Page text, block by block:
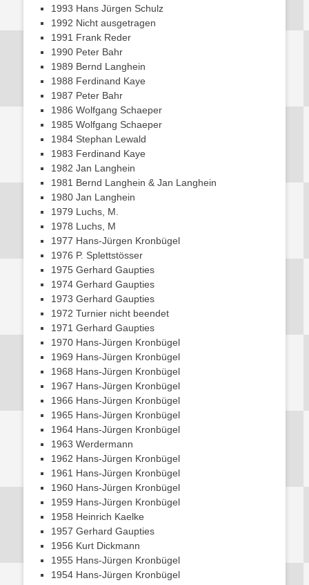
1993 Hans Jürgen Schulz
1992 Nicht ausgetragen
1991 Frank Reder
1990 Peter Bahr
1989 Bernd Langhein
1988 Ferdinand Kaye
1987 Peter Bahr
1986 Wolfgang Schaeper
1985 Wolfgang Schaeper
1984 Stephan Lewald
1983 Ferdinand Kaye
1982 Jan Langhein
1981 Bernd Langhein & Jan Langhein
1980 Jan Langhein
1979 Luchs, M.
1978 Luchs, M
1977 Hans-Jürgen Kronbügel
1976 P. Splettstösser
1975 Gerhard Gaupties
1974 Gerhard Gaupties
1973 Gerhard Gaupties
1972 Turnier nicht beendet
1971 Gerhard Gaupties
1970 Hans-Jürgen Kronbügel
1969 Hans-Jürgen Kronbügel
1968 Hans-Jürgen Kronbügel
1967 Hans-Jürgen Kronbügel
1966 Hans-Jürgen Kronbügel
1965 Hans-Jürgen Kronbügel
1964 Hans-Jürgen Kronbügel
1963 Werdermann
1962 Hans-Jürgen Kronbügel
1961 Hans-Jürgen Kronbügel
1960 Hans-Jürgen Kronbügel
1959 Hans-Jürgen Kronbügel
1958 Heinrich Kaelke
1957 Gerhard Gaupties
1956 Kurt Dickmann
1955 Hans-Jürgen Kronbügel
1954 Hans-Jürgen Kronbügel